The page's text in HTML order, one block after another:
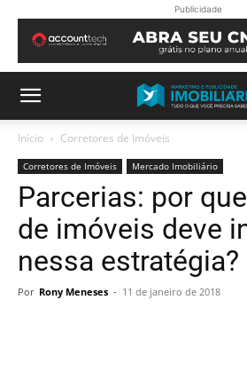
Publicidade
Início Corretores de Imóveis
Corretores de Imóveis Mercado Imobiliário
Parcerias: por
de imóveis deve
nessa estratégia?
Por Rony Meneses - 11 de janeiro de 2018